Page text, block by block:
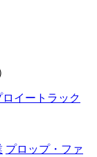
ロイートラック
プロップ・ファ